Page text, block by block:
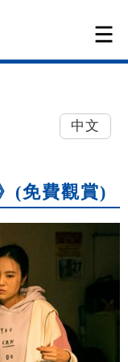
中文
(免費觀賞)